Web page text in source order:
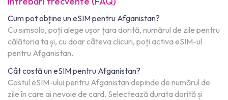
Cum pot obține un eSIM pentru Afganistan?
Cu simsolo, poți alege ușor țara dorită, numărul de zile pentru
călătoria ta și, cu doar câteva clicuri, poți activa eSIM-ul
pentru Afganistan.
Cât costă un eSIM pentru Afganistan?
Costul eSIM-ului pentru Afganistan depinde de numărul de
zile în care ai nevoie de card. Selectează durata dorită și